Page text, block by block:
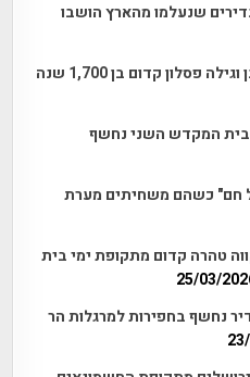
שנעלמו מהארץ הושבו
קדום בן 1,700 שנה
בית המקדש השני נחשף
חם" כשהם משחיתים מערת
טהרה קדום מתקופת ימי בית
25/03/
נחשף בחפירות למרגלות הר